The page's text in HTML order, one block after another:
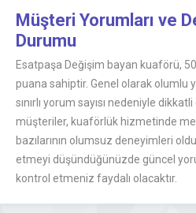
Müşteri Yorumları ve
Durumu
Esatpaşa Değişim bayan kuaförü,
puana sahiptir. Genel olarak olumlu
sınırlı yorum sayısı nedeniyle
müşteriler, kuaförlük hizmetinde
bazılarının olumsuz deneyimleri
etmeyi düşündüğünüzde güncel
kontrol etmeniz faydalı olacaktır.